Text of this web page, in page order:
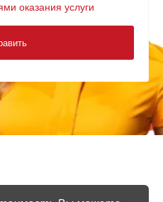
оказания услуги